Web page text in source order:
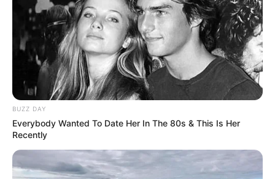
sérieux en font une candidature fiable pour les amateurs
de rapports intéressants.
BUZZ DAY
Everybody Wanted To Date Her In The 80s & This Is Her
Recently